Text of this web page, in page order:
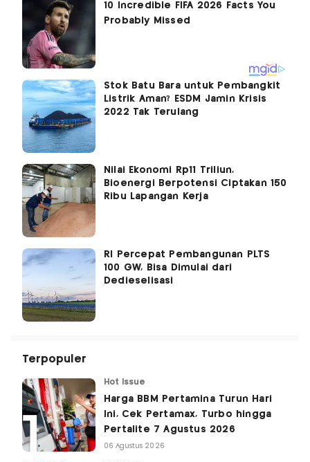
Stok Batu Bara untuk Pembangkit
Listrik Aman? ESDM Jamin Krisis
2022 Tak Terulang
Nilai Ekonomi Rp11 Triliun,
Bioenergi Berpotensi Ciptakan 150
Ribu Lapangan Kerja
RI Percepat Pembangunan PLTS
100 GW, Bisa Dimulai dari
Dedieselisasi
Terpopuler
Hot Issue
Harga BBM Pertamina Turun Hari
Ini, Cek Pertamax, Turbo hingga
Pertalite 7 Agustus 2026
06 Agustus 2026